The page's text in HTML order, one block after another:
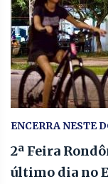
ENCERRA NESTE
2ª Feira
último dia no